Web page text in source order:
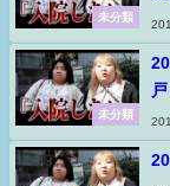
未分類
未分類